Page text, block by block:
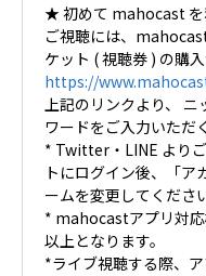
★ 初めて mahocast
ご視聴には、
ケット ( 視聴券 ) の購入
https://
上記のリンクより、
ワードをご入力いただ
* Twitter・LINE より
トにログイン後、「ア
ームを変更してくださ
* mahocastアプリ対
以上となります。
*ライブ視聴する際、